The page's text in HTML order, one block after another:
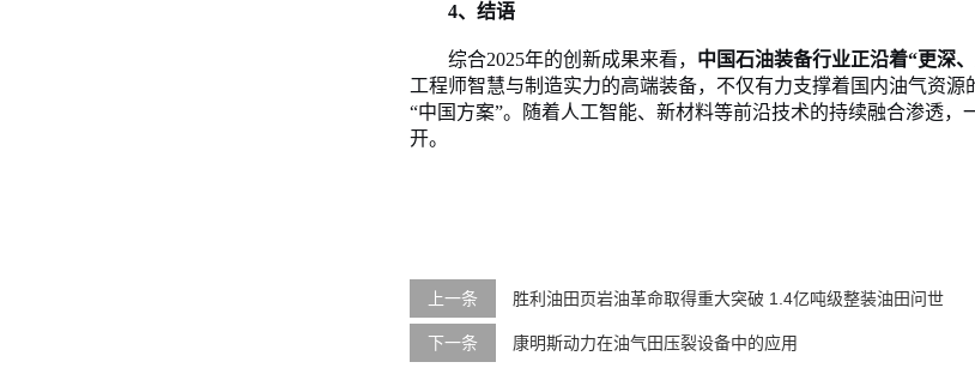
4、 结语
综合2025年的创新成果来看， 中国石油装备行业正沿着“更深
工程师智慧与制造实力的高端装备，不仅有力支撑着国内油气资
“中国方案”。随着人工智能、新材料等前沿技术的持续融合渗透
开。
上一条 胜利油田页岩油革命取得重大突破 1.4亿吨级整装油田问世
下一条 康明斯动力在油气田压裂设备中的应用